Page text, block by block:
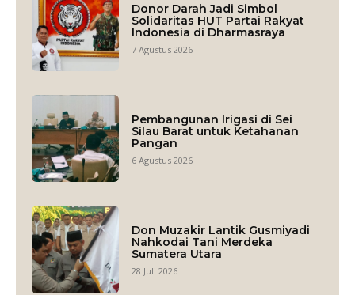
Donor Darah Jadi Simbol
Solidaritas HUT Partai Rakyat
Indonesia di Dharmasraya
7 Agustus 2026
Pembangunan Irigasi di Sei
Silau Barat untuk Ketahanan
Pangan
6 Agustus 2026
Don Muzakir Lantik Gusmiyadi
Nahkodai Tani Merdeka
Sumatera Utara
28 Juli 2026